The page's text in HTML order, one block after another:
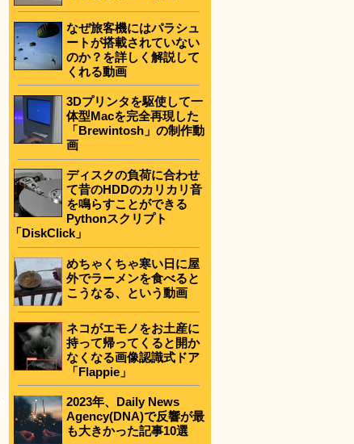
なぜ旅客機にはパラシュ
ートが搭載されていない
のか？を詳しく解説して
くれる動画
3Dプリンタを駆使して一
体型Macを完全再現した
「Brewintosh」の制作動
画
ディスクの負荷に合わせ
て昔のHDDのカリカリ音
を鳴らすことができる
Pythonスクリプト
「DiskClick」
めちゃくちゃ寒い日に屋
外でラーメンを食べると
こうなる、という動画
ネコがエモノをお土産に
持って帰ってくると開か
なくなる画像認識式ドア
「Flappie」
2023年、Daily News
Agency(DNA)で反響が最
も大きかった記事10選